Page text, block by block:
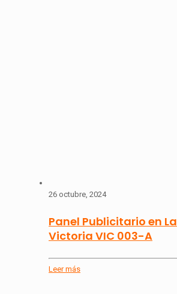
26 octubre, 2024
Panel Publicitario en La
Victoria VIC 003-A
Leer más